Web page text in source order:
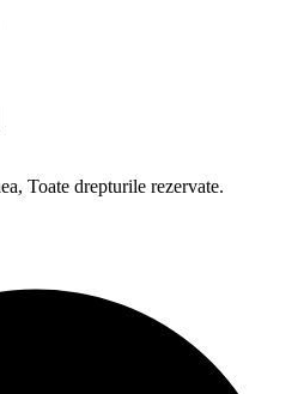
Toate drepturile rezervate.